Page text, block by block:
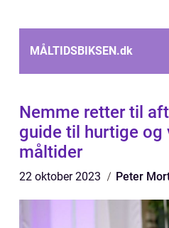
MÅLTIDSBIKSEN.dk
Nemme retter til
guide til hurtige og
måltider
22 oktober 2023 Peter